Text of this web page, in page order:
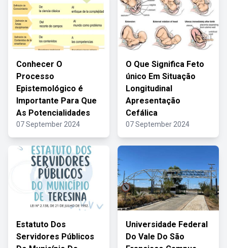
Conhecer O
Processo
Epistemológico é
Importante Para Que
As Potencialidades
07 September 2024
O Que Significa Feto
único Em Situação
Longitudinal
Apresentação
Cefálica
07 September 2024
Estatuto Dos
Servidores Públicos
Universidade Federal
Do Vale Do São